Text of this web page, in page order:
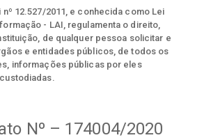
nº 12.527/2011, e conhecida como Lei
- LAI, regulamenta o direito,
de qualquer pessoa solicitar e
e entidades públicos, de todos os
informações públicas por eles
Nº – 174004/2020